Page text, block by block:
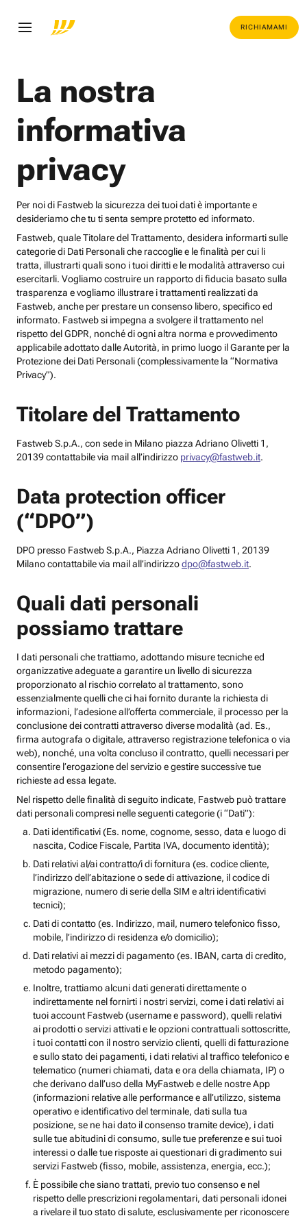
RICHIAMAMI
La nostra
informativa
privacy
Per noi di Fastweb la sicurezza dei tuoi dati è importante e
desideriamo che tu ti senta sempre protetto ed informato.
Fastweb, quale Titolare del Trattamento, desidera informarti sulle
categorie di Dati Personali che raccoglie e le finalità per cui li
tratta, illustrarti quali sono i tuoi diritti e le modalità attraverso cui
esercitarli. Vogliamo costruire un rapporto di fiducia basato sulla
trasparenza e vogliamo illustrare i trattamenti realizzati da
Fastweb, anche per prestare un consenso libero, specifico ed
informato. Fastweb si impegna a svolgere il trattamento nel
rispetto del GDPR, nonché di ogni altra norma e provvedimento
applicabile adottato dalle Autorità, in primo luogo il Garante per la
Protezione dei Dati Personali (complessivamente la “Normativa
Privacy”).
Titolare del Trattamento
Fastweb S.p.A., con sede in Milano piazza Adriano Olivetti 1,
20139 contattabile via mail all’indirizzo privacy@fastweb.it.
Data protection officer
(“DPO”)
DPO presso Fastweb S.p.A., Piazza Adriano Olivetti 1, 20139
Milano contattabile via mail all’indirizzodpo@fastweb.it.
Quali dati personali
possiamo trattare
I dati personali che trattiamo, adottando misure tecniche ed
organizzative adeguate a garantire un livello di sicurezza
proporzionato al rischio correlato al trattamento, sono
essenzialmente quelli che ci hai fornito durante la richiesta di
informazioni, l’adesione all’offerta commerciale, il processo per la
conclusione dei contratti attraverso diverse modalità (ad. Es.,
firma autografa o digitale, attraverso registrazione telefonica o via
web), nonché, una volta concluso il contratto, quelli necessari per
consentire l’erogazione del servizio e gestire successive tue
richieste ad essa legate.
Nel rispetto delle finalità di seguito indicate, Fastweb può trattare
dati personali compresi nelle seguenti categorie (i “Dati”):
Dati identificativi (Es. nome, cognome, sesso, data e luogo di
nascita, Codice Fiscale, Partita IVA, documento identità);
Dati relativi al/ai contratto/i di fornitura (es. codice cliente,
l’indirizzo dell’abitazione o sede di attivazione, il codice di
migrazione, numero di serie della SIM e altri identificativi
tecnici);
Dati di contatto (es. Indirizzo, mail, numero telefonico fisso,
mobile, l’indirizzo di residenza e/o domicilio);
Dati relativi ai mezzi di pagamento (es. IBAN, carta di credito,
metodo pagamento);
Inoltre, trattiamo alcuni dati generati direttamente o
indirettamente nel fornirti i nostri servizi, come i dati relativi ai
tuoi account Fastweb (username e password), quelli relativi
ai prodotti o servizi attivati e le opzioni contrattuali sottoscritte,
i tuoi contatti con il nostro servizio clienti, quelli di fatturazione
e sullo stato dei pagamenti, i dati relativi al traffico telefonico e
telematico (numeri chiamati, data e ora della chiamata, IP) o
che derivano dall’uso della MyFastweb e delle nostre App
(informazioni relative alle performance e all’utilizzo, sistema
operativo e identificativo del terminale, dati sulla tua
posizione, se ne hai dato il consenso tramite device), i dati
sulle tue abitudini di consumo, sulle tue preferenze e sui tuoi
interessi o dalle tue risposte ai questionari di gradimento sui
servizi Fastweb (fisso, mobile, assistenza, energia, ecc.);
È possibile che siano trattati, previo tuo consenso e nel
rispetto delle prescrizioni regolamentari, dati personali idonei
a rivelare il tuo stato di salute, esclusivamente per riconoscere